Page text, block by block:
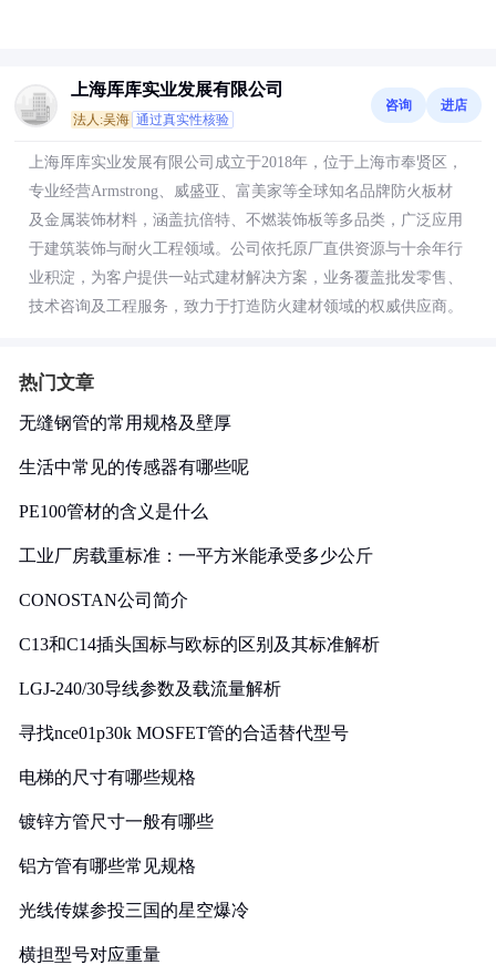
上海厍库实业发展有限公司
法人:吴海 通过真实性核验
咨询 进店
上海厍库实业发展有限公司成立于2018年，位于上海市奉贤区，
专业经营Armstrong、威盛亚、富美家等全球知名品牌防火板材
及金属装饰材料，涵盖抗倍特、不燃装饰板等多品类，广泛应用
于建筑装饰与耐火工程领域。公司依托原厂直供资源与十余年行
业积淀，为客户提供一站式建材解决方案，业务覆盖批发零售、
技术咨询及工程服务，致力于打造防火建材领域的权威供应商。
热门文章
无缝钢管的常用规格及壁厚
生活中常见的传感器有哪些呢
PE100管材的含义是什么
工业厂房载重标准：一平方米能承受多少公斤
CONOSTAN公司简介
C13和C14插头国标与欧标的区别及其标准解析
LGJ-240/30导线参数及载流量解析
寻找nce01p30k MOSFET管的合适替代型号
电梯的尺寸有哪些规格
镀锌方管尺寸一般有哪些
铝方管有哪些常见规格
光线传媒参投三国的星空爆冷
横担型号对应重量